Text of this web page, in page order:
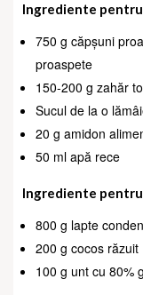
Ingrediente
750 g căpșuni
proaspete
150-200 g zahăr
Sucul de la o
20 g amidon
50 ml apă rece
Ingrediente
800 g lapte
200 g cocos răzuit
100 g unt cu 80%